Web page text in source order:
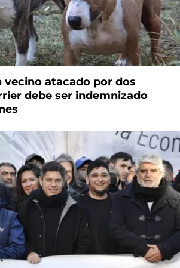
vecino atacado por dos
debe ser indemnizado